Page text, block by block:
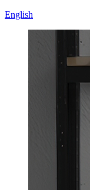
English